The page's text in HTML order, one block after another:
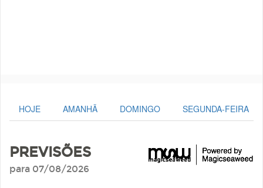
HOJE AMANHÃ DOMINGO SEGUNDA-FEIRA
PREVISÕES
para 07/08/2026